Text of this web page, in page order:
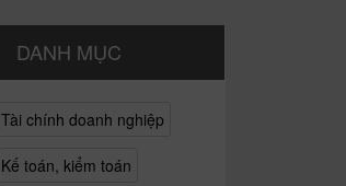
DANH MỤC
Tài chính doanh nghiệp
Kế toán, kiểm toán